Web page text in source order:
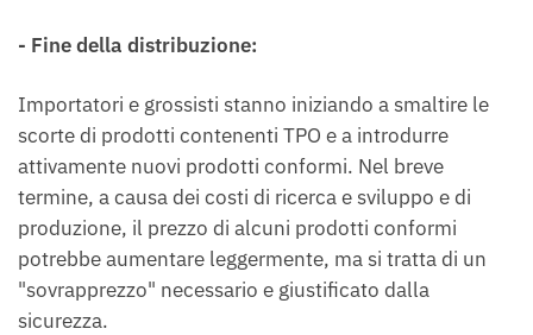
- Fine della distribuzione:
Importatori e grossisti stanno iniziando a smaltire le
scorte di prodotti contenenti TPO e a introdurre
attivamente nuovi prodotti conformi. Nel breve
termine, a causa dei costi di ricerca e sviluppo e di
produzione, il prezzo di alcuni prodotti conformi
potrebbe aumentare leggermente, ma si tratta di un
"sovrapprezzo" necessario e giustificato dalla
sicurezza.